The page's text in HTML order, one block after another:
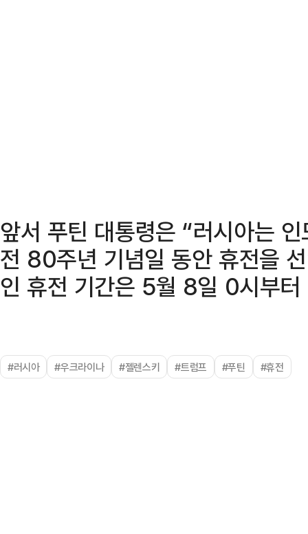
앞서 푸틴 대통령은 “러시아는
전 80주년 기념일 동안 휴전을
인 휴전 기간은 5월 8일 0시부
#러시아 #우크라이나 #젤렌스키 #트럼프 #푸틴 #휴전